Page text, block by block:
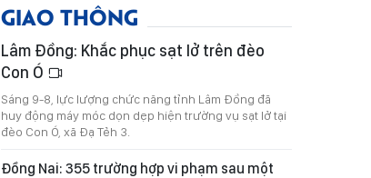
GIAO THÔNG
Lâm Đồng: Khắc phục sạt lở trên đèo
Con Ó
Sáng 9-8, lực lượng chức năng tỉnh Lâm Đồng đã
huy động máy móc dọn dẹp hiện trường vụ sạt lở tại
đèo Con Ó, xã Đạ Tẻh 3.
Đồng Nai: 355 trường hợp vi phạm sau một